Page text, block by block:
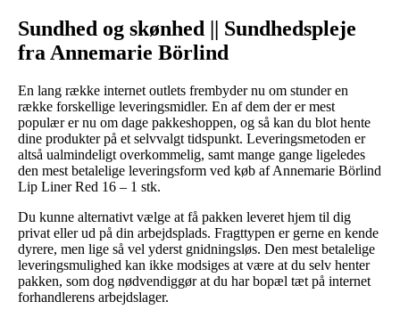
Sundhed og skønhed || Sundhedspleje
fra Annemarie Börlind
En lang række internet outlets frembyder nu om stunder en
række forskellige leveringsmidler. En af dem der er mest
populær er nu om dage pakkeshoppen, og så kan du blot hente
dine produkter på et selvvalgt tidspunkt. Leveringsmetoden er
altså ualmindeligt overkommelig, samt mange gange ligeledes
den mest betalelige leveringsform ved køb af Annemarie Börlind
Lip Liner Red 16 – 1 stk.
Du kunne alternativt vælge at få pakken leveret hjem til dig
privat eller ud på din arbejdsplads. Fragttypen er gerne en kende
dyrere, men lige så vel yderst gnidningsløs. Den mest betalelige
leveringsmulighed kan ikke modsiges at være at du selv henter
pakken, som dog nødvendiggør at du har bopæl tæt på internet
forhandlerens arbejdslager.